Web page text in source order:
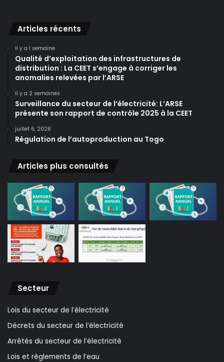
Articles récents
il y a 1 semaine
Qualité d’exploitation des infrastructures de
distribution : La CEET s’engage à corriger les
anomalies relevées par l’ARSE
il y a 2 semaines
Surveillance du secteur de l’électricité: L’ARSE
présente son rapport de contrôle 2025 à la CEET
juillet 6, 2026
Régulation de l’autoproduction au Togo
Articles plus consultés
Secteur
Lois du secteur de l’électricité
Décrets du secteur de l’électricité
Arrêtés du secteur de l’électricité
Lois et règlements de l’eau